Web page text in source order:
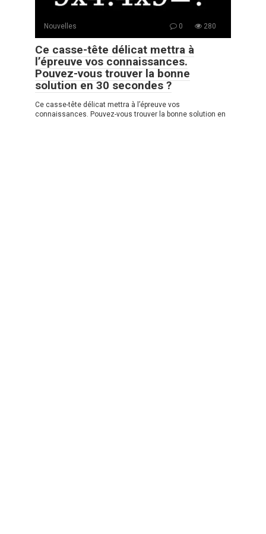
Nouvelles 0 280
Ce casse-tête délicat mettra à
l’épreuve vos connaissances.
Pouvez-vous trouver la bonne
solution en 30 secondes ?
Ce casse-tête délicat mettra à l’épreuve vos
connaissances. Pouvez-vous trouver la bonne solution en